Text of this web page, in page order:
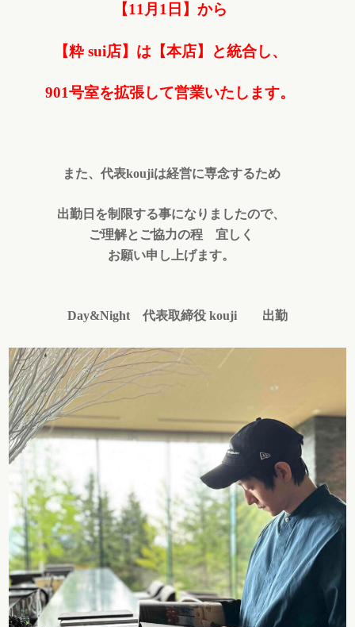
【11月1日】から
【粋 sui店】は【本店】と統合し、
901号室を拡張して営業いたします。
また、代表koujiは経営に専念するため
出勤日を制限する事になりましたので、
ご理解とご協力の程 宜しく
お願い申し上げます。
Day&Night 代表取締役 kouji 出勤